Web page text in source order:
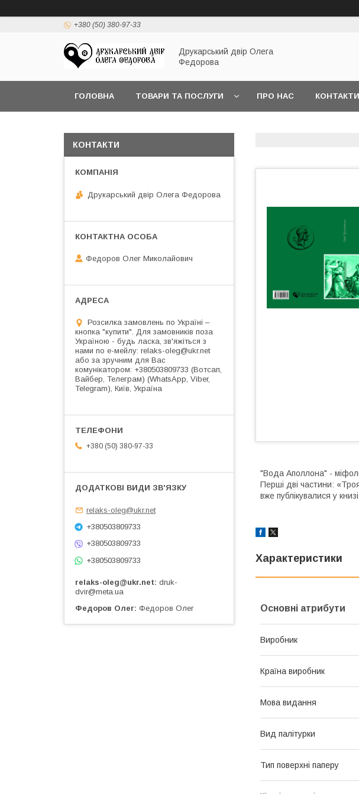
+380 (50) 380-97-33
Друкарський двір Олега
Федорова
ГОЛОВНА ТОВАРИ ТА ПОСЛУГИ ПРО НАС КОНТАКТИ
"Вода Аполлона" -
Перші дві частини:
вже публікувалися у
Характеристики
Основні атрибути
Виробник
Країна виробник
Мова видання
Вид палітурки
Тип поверхні паперу
КОНТАКТИ
Друкарський двір Олега Федорова
Федоров Олег Миколайович
Розсилка замовлень по Україні –
кнопка "купити". Для замовників поза
Україною - будь ласка, зв'яжіться з
нами по е-мейлу: relaks-oleg@ukr.net
або за зручним для Вас
комунікатором: +380503809733 (Вотсап,
Вайбер, Телеграм) (WhatsApp, Viber,
Telegram), Київ, Україна
+380 (50) 380-97-33
relaks-oleg@ukr.net
+380503809733
+380503809733
+380503809733
relaks-oleg@ukr.net druk-
dvir@meta.ua
Федоров Олег Федоров Олег